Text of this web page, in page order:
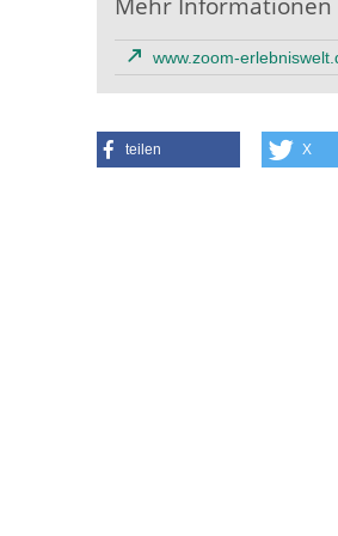
www.zoom-
teilen X